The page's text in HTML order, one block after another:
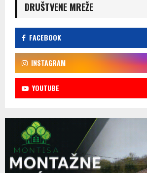
DRUŠTVENE MREŽE
FACEBOOK
INSTAGRAM
YOUTUBE